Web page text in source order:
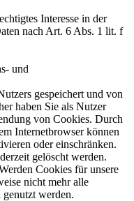
Interesse in der
nach Art. 6 Abs. 1 lit. f
und
gespeichert und von
haben Sie als Nutzer
von Cookies. Durch
Internetbrowser können
oder einschränken.
gelöscht werden.
Cookies für unsere
nicht mehr alle
werden.